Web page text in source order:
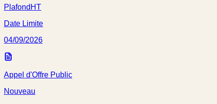
Plafond HT
Date Limite
04/09/2026
Appel d'Offre Public
Nouveau